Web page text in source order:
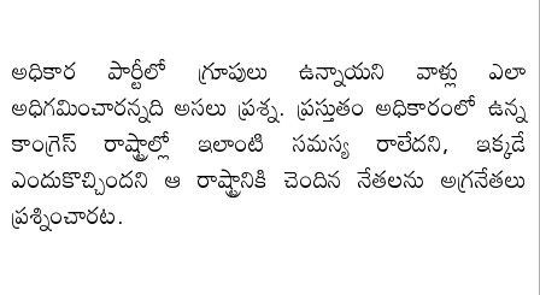
అధికార పార్టీలో గ్రూపులు ఉన్నాయని వాళ్లు ఎలా
అధిగమించారన్నది అసలు ప్రశ్న. ప్రస్తుతం అధికారంలో ఉన్న
కాంగ్రెస్ రాష్ట్రాల్లో ఇలాంటి సమస్య రాలేదని, ఇక్కడే
ఎందుకొచ్చిందని ఆ రాష్ట్రానికి చెందిన నేతలను అగ్రనేతలు
ప్రశ్నించారట.